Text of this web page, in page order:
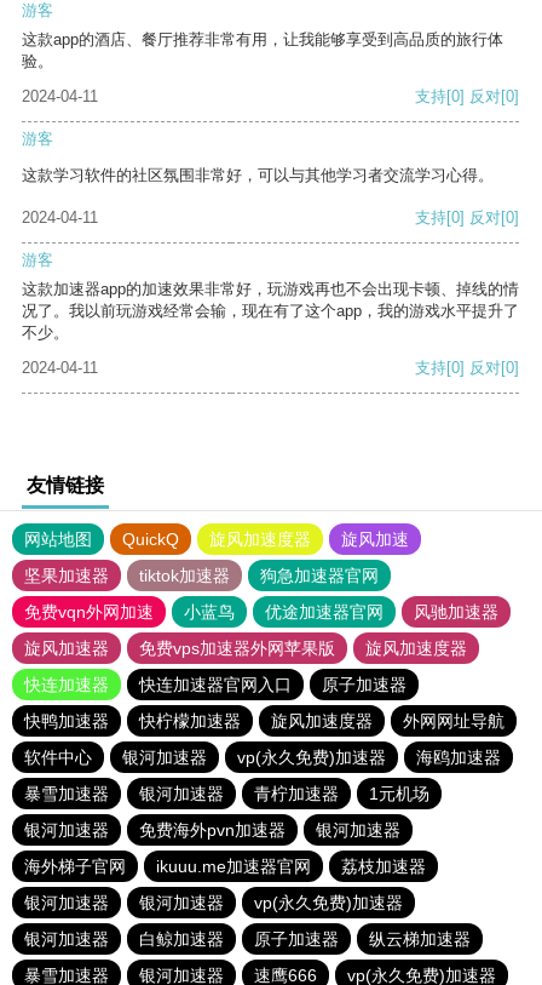
游客
这款app的酒店、餐厅推荐非常有用，让我能够享受到高品质的旅行体
验。
2024-04-11
支持[0] 反对[0]
游客
这款学习软件的社区氛围非常好，可以与其他学习者交流学习心得。
2024-04-11 支持[0] 反对[0]
游客
这款加速器app的加速效果非常好，玩游戏再也不会出现卡顿、掉线的情
况了。我以前玩游戏经常会输，现在有了这个app，我的游戏水平提升了
不少。
2024-04-11
支持[0] 反对[0]
友情链接
网站地图 QuickQ 旋风加速度器
旋风加速
坚果加速器
tiktok加速器
狗急加速器官网
免费vqn外网加速
小蓝鸟 优途加速器官网
风驰加速器
旋风加速器
免费vps加速器外网苹果版
旋风加速度器
快连加速器
快连加速器官网入口
原子加速器
快鸭加速器
快柠檬加速器 旋风加速度器
外网网址导航
软件中心
银河加速器 vp(永久免费)加速器
海鸥加速器
暴雪加速器
银河加速器 青柠加速器
1元机场
银河加速器
免费海外pvn加速器
银河加速器
海外梯子官网
ikuuu.me加速器官网
荔枝加速器
银河加速器
银河加速器
vp(永久免费)加速器
银河加速器
白鲸加速器 原子加速器
纵云梯加速器
暴雪加速器
银河加速器 速鹰666 vp(永久免费)加速器